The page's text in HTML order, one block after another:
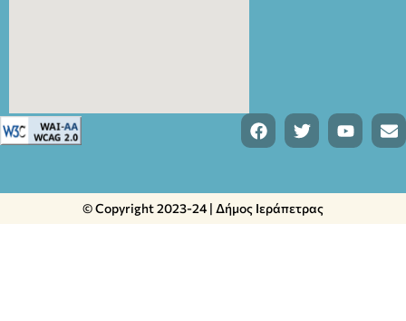
© Copyright 2023-24 | Δήμος Ιεράπετρας